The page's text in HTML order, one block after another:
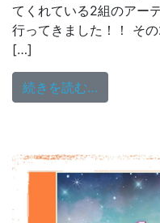
てくれている2組のアー
行ってきました！！ そ
[…]
続きを読む…